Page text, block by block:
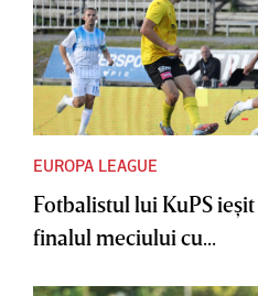
EUROPA LEAGUE
Fotbalistul lui KuPS
finalul meciului cu...